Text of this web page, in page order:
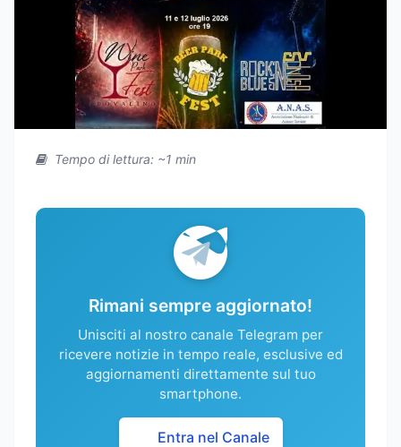
Tempo di lettura: ~1 min
Rimani sempre aggiornato!
Unisciti al nostro canale Telegram per
ricevere notizie in tempo reale, esclusive ed
aggiornamenti direttamente sul tuo
smartphone.
Entra nel Canale